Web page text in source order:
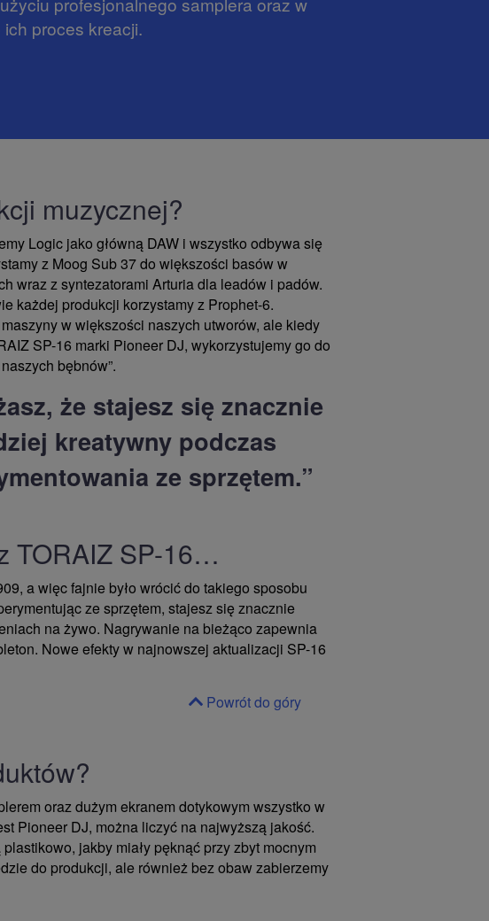
proces kreacji.
muzycznej?
Logic jako główną DAW i wszystko odbywa się
z Moog Sub 37 do większości basów w
wraz z syntezatorami Arturia dla leadów i padów.
każdej produkcji korzystamy z Prophet-6.
w większości naszych utworów, ale kiedy
SP-16 marki Pioneer DJ, wykorzystujemy go do
bębnów”.
że stajesz się znacznie
kreatywny podczas
ze sprzętem.”
TORAIZ SP-16…
a więc fajnie było wrócić do takiego sposobu
ze sprzętem, stajesz się znacznie
na żywo. Nagrywanie na bieżąco zapewnia
Nowe efekty w najnowszej aktualizacji SP-16
Powrót do góry
oraz dużym ekranem dotykowym wszystko w
Pioneer DJ, można liczyć na najwyższą jakość.
jakby miały pęknąć przy zbyt mocnym
do produkcji, ale również bez obaw zabierzemy